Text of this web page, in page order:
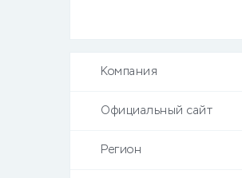
Компания
Официальный сайт
Регион